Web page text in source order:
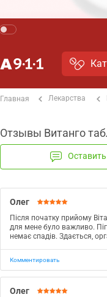
Главная Лекарства
Отзывы Витанго
Олег
Після початку прийому
для мене було важливо.
немає спадів. Здається,
Комментировать
Олег